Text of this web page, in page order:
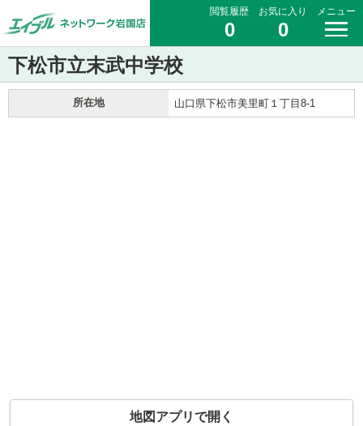
閲覧履歴
0
お気に入り
0
メニュー
下松市立末武中学校
所在地 山口県下松市美里町１丁目8-1
地図アプリで開く